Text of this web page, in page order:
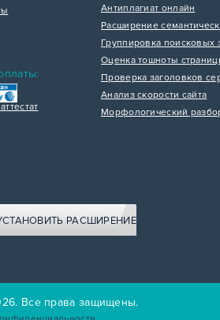
Антиплагиат онлайн
Расширение
Группировка поисковых
Оценка тошноты
Проверка заголовков
Анализ скорости сайта
Морфологический
РАСШИРЕНИЕ
Все права защищены.